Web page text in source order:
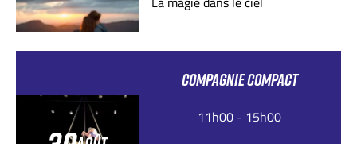
30AOÛT
COMPAGNIE COMPACT
11h00 - 15h00